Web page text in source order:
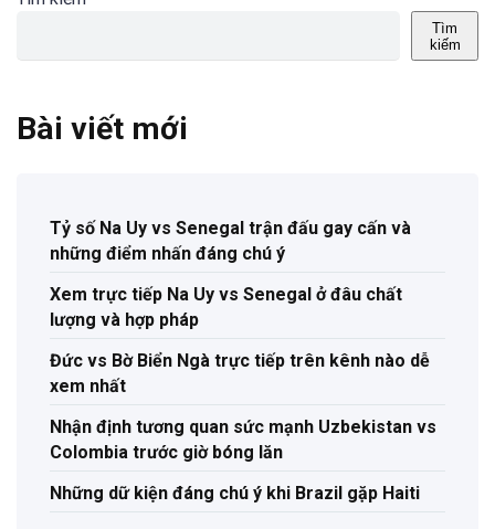
Tìm
kiếm
Bài viết mới
Tỷ số Na Uy vs Senegal trận đấu gay cấn và
những điểm nhấn đáng chú ý
Xem trực tiếp Na Uy vs Senegal ở đâu chất
lượng và hợp pháp
Đức vs Bờ Biển Ngà trực tiếp trên kênh nào dễ
xem nhất
Nhận định tương quan sức mạnh Uzbekistan vs
Colombia trước giờ bóng lăn
Những dữ kiện đáng chú ý khi Brazil gặp Haiti